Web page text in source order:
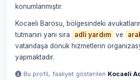
konumlanmıştır.
Kocaeli Barosu, bölgesindeki
tutmanın yanı sıra
adli yardım ve
vatandaşa dönük hizmetlerin
yapmaktadır.
Bu profil, faaliyet gösterilen Kocaeli